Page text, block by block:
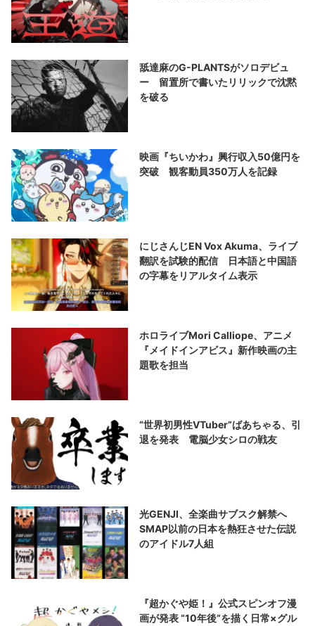
舐達麻のG-PLANTSがソロデビュ
ー 留置所で書いたリリックで沈黙
を破る
映画『ちいかわ』興行収入50億円を
突破 観客動員350万人を記録
にじさんじEN Vox Akuma、ライブ
翻訳を試験的配信 日本語と中国語
の字幕をリアルタイム表示
ホロライブMori Calliope、アニメ
『メイドインアビス』新作映画の主
題歌を担当
“世界初男性VTuber”ばあちゃる、引
退を発表 電脳少女シロの戦友
光GENJI、全楽曲サブスク解禁へ
SMAP以前の日本を熱狂させた伝説
のアイドル7人組
『超かぐや姫！』公式スピンオフ漫
画が発表 “10年後”を描く日常×グル